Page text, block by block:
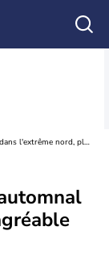
Météo aujourd'hui : temps automnal dans l'extrême nord, plus agréable sur une large moitié sud